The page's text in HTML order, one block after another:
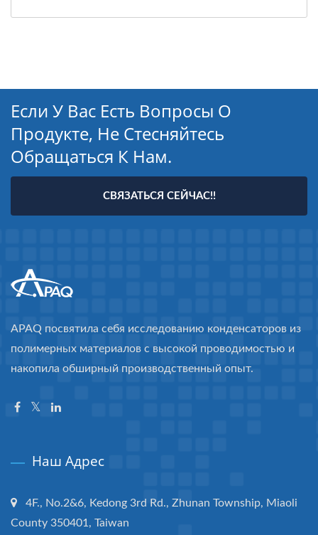
Если У Вас Есть Вопросы О
Продукте, Не Стесняйтесь
Обращаться К Нам.
СВЯЗАТЬСЯ СЕЙЧАС!!
APAQ посвятила себя исследованию конденсаторов из
полимерных материалов с высокой проводимостью и
накопила обширный производственный опыт.
Наш Адрес
4F., No.2&6, Kedong 3rd Rd., Zhunan Township, Miaoli
County 350401, Taiwan